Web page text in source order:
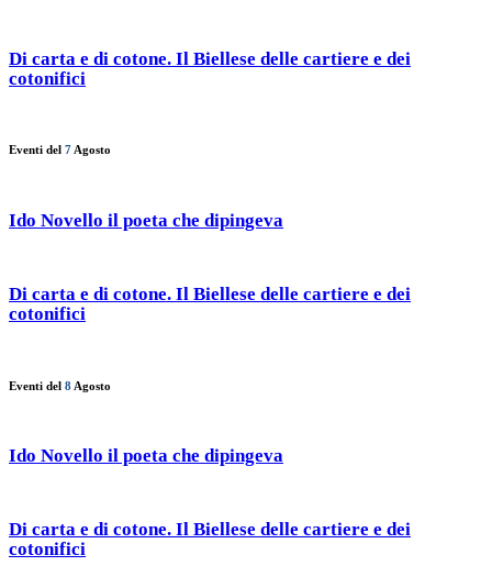
Di carta e di cotone. Il Biellese delle cartiere e dei
cotonifici
Eventi del 7 Agosto
Ido Novello il poeta che dipingeva
Di carta e di cotone. Il Biellese delle cartiere e dei
cotonifici
Eventi del 8 Agosto
Ido Novello il poeta che dipingeva
Di carta e di cotone. Il Biellese delle cartiere e dei
cotonifici